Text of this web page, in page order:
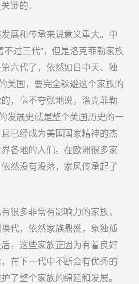
键的。
和传承来说意义重大。中
不过三代”，但是洛克菲勒家族
六代了，依然如日中天、独
美国，要完全躲避这个家族的
，毫不夸张地说，洛克菲勒
发展史就是整个美国历史的一
已经成为美国国家精神的杰
各地的人们。在欧洲很多家
然没有没落，家风传承起了
多非常有影响力的家族，
代，依然家族鼎盛，象独孤
。这些家族正因为有着良好
在下一代中不断会有优秀的
了整个家族的绵延和发展。